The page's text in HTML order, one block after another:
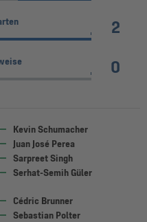
2
0
Kevin Schumacher
Juan José Perea
Sarpreet Singh
Serhat-Semih Güler
Cédric Brunner
Sebastian Polter